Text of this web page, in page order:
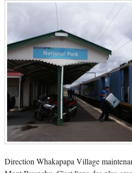
Direction Whakapapa Village